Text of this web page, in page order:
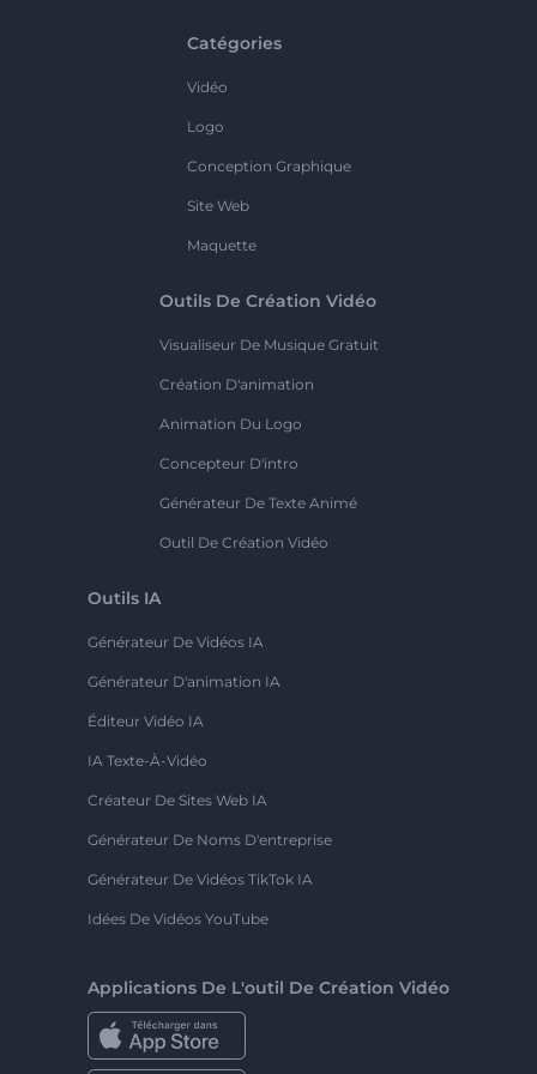
Catégories
Vidéo
Logo
Conception Graphique
Site Web
Maquette
Outils De Création Vidéo
Visualiseur De Musique Gratuit
Création D'animation
Animation Du Logo
Concepteur D'intro
Générateur De Texte Animé
Outil De Création Vidéo
Outils IA
Générateur De Vidéos IA
Générateur D'animation IA
Éditeur Vidéo IA
IA Texte-À-Vidéo
Créateur De Sites Web IA
Générateur De Noms D'entreprise
Générateur De Vidéos TikTok IA
Idées De Vidéos YouTube
Applications De L'outil De Création Vidéo